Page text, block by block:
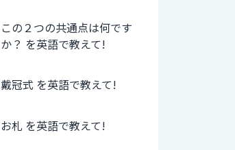
この２つの共通点は何です
か？ を英語で教えて!
戴冠式 を英語で教えて!
お札 を英語で教えて!